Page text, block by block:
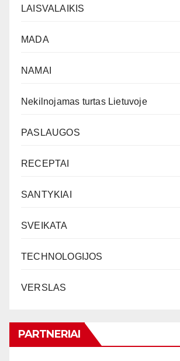
LAISVALAIKIS
MADA
NAMAI
Nekilnojamas turtas Lietuvoje
PASLAUGOS
RECEPTAI
SANTYKIAI
SVEIKATA
TECHNOLOGIJOS
VERSLAS
PARTNERIAI